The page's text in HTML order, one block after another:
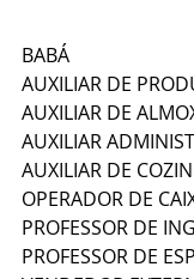
BABÁ
AUXILIAR DE
AUXILIAR DE
AUXILIAR
AUXILIAR DE
OPERADOR DE
PROFESSOR DE
PROFESSOR DE